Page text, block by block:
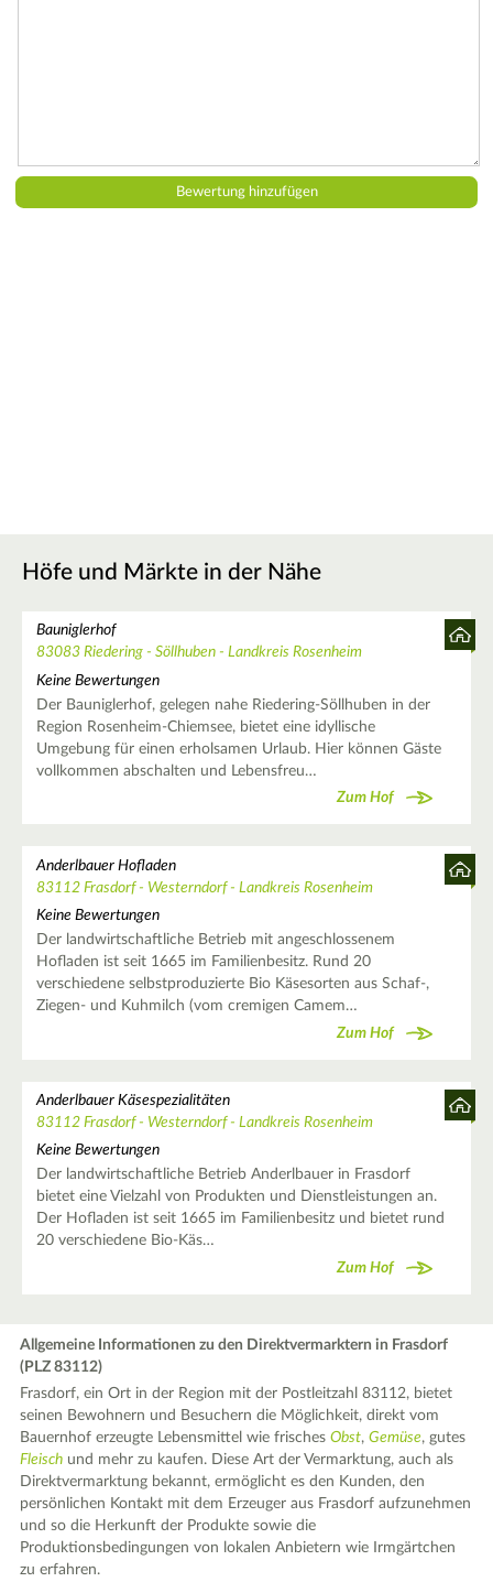
Höfe und Märkte in der Nähe
Bauniglerhof
83083 Riedering - Söllhuben - Landkreis Rosenheim
Keine Bewertungen
Der Bauniglerhof, gelegen nahe Riedering-Söllhuben in der
Region Rosenheim-Chiemsee, bietet eine idyllische
Umgebung für einen erholsamen Urlaub. Hier können Gäste
vollkommen abschalten und Lebensfreu…
Zum Hof
Anderlbauer Hofladen
83112 Frasdorf - Westerndorf - Landkreis Rosenheim
Keine Bewertungen
Der landwirtschaftliche Betrieb mit angeschlossenem
Hofladen ist seit 1665 im Familienbesitz. Rund 20
verschiedene selbstproduzierte Bio Käsesorten aus Schaf-,
Ziegen- und Kuhmilch (vom cremigen Camem…
Zum Hof
Anderlbauer Käsespezialitäten
83112 Frasdorf - Westerndorf - Landkreis Rosenheim
Keine Bewertungen
Der landwirtschaftliche Betrieb Anderlbauer in Frasdorf
bietet eine Vielzahl von Produkten und Dienstleistungen an.
Der Hofladen ist seit 1665 im Familienbesitz und bietet rund
20 verschiedene Bio-Käs…
Zum Hof
Allgemeine Informationen zu den Direktvermarktern in Frasdorf
(PLZ 83112)
Frasdorf, ein Ort in der Region mit der Postleitzahl 83112, bietet
seinen Bewohnern und Besuchern die Möglichkeit, direkt vom
Bauernhof erzeugte Lebensmittel wie frischesObst,Gemüse, gutes
Fleisch und mehr zu kaufen. Diese Art der Vermarktung, auch als
Direktvermarktung bekannt, ermöglicht es den Kunden, den
persönlichen Kontakt mit dem Erzeuger aus Frasdorf aufzunehmen
und so die Herkunft der Produkte sowie die
Produktionsbedingungen von lokalen Anbietern wie Irmgärtchen
zu erfahren.